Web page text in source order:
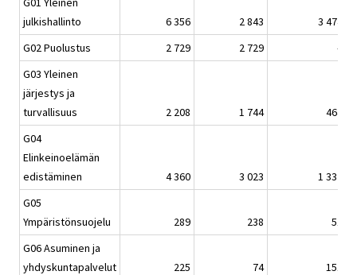
julkishallinto
6 356 2 843
3 474
G02 Puolustus
2 729 2 729
–
G03 Yleinen
järjestys ja
turvallisuus
2 208 1 744
464
G04
Elinkeinoelämän
edistäminen
4 360 3 023
1 337
G05
Ympäristönsuojelu
289 238
51
G06 Asuminen ja
yhdyskuntapalvelut
225 74
151